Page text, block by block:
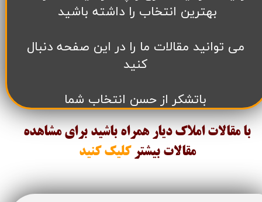
بهترین انتخاب را داشته باشید
می توانید مقالات ما را در این صفحه دنبال
کنید
باتشکر از حسن انتخاب شما
با مقالات املاک دیار همراه باشید برای مشاهده
مقالات بیشتر کلیک کنید